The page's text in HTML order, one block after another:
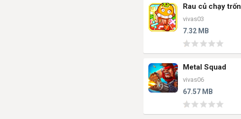
Rau củ chạy trốn
vivas03
7.32 MB
Metal Squad
vivas06
67.57 MB